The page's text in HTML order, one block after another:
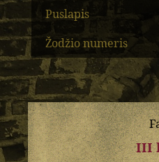
Puslapis
Žodžio numeris
III